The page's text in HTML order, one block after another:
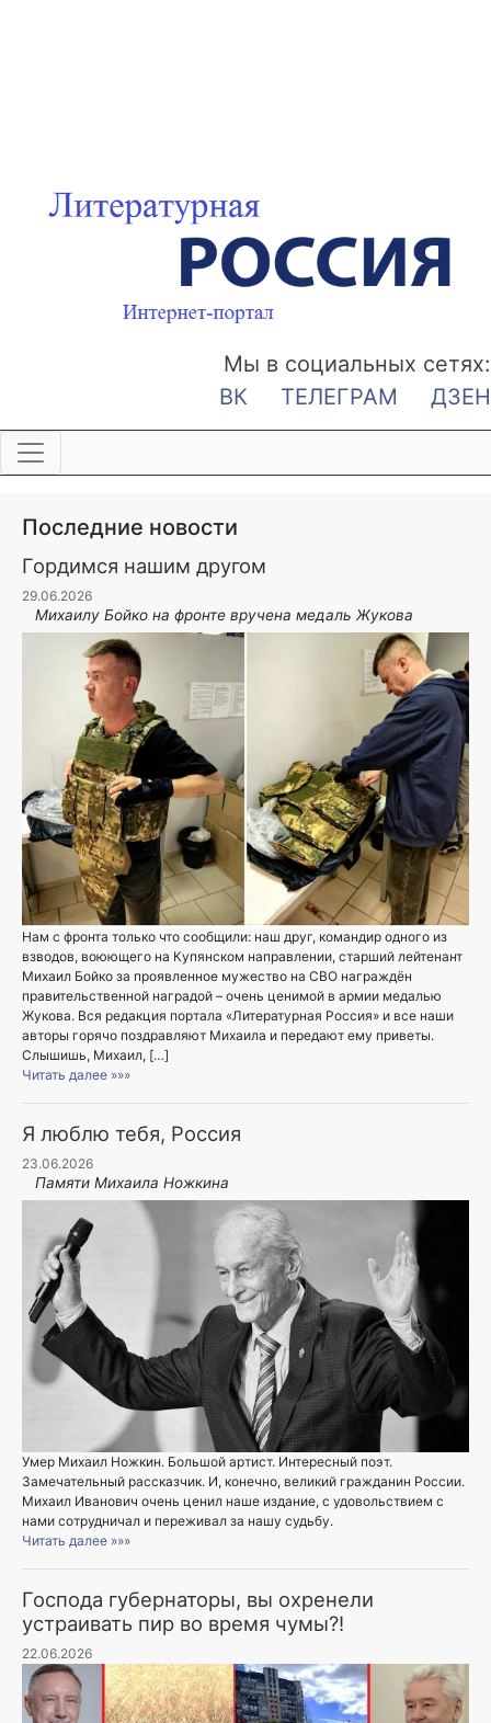
Мы в социальных сетях:
ВК
ТЕЛЕГРАМ ДЗЕН
Последние новости
Гордимся нашим другом
29.06.2026
Михаилу Бойко на фронте вручена медаль Жукова
Нам с фронта только что сообщили: наш друг, командир одного из
взводов, воюющего на Купянском направлении, старший лейтенант
Михаил Бойко за проявленное мужество на СВО награждён
правительственной наградой – очень ценимой в армии медалью
Жукова. Вся редакция портала «Литературная Россия» и все наши
авторы горячо поздравляют Михаила и передают ему приветы.
Слышишь, Михаил, […]
Читать далее »»»
Я люблю тебя, Россия
23.06.2026
Памяти Михаила Ножкина
Умер Михаил Ножкин. Большой артист. Интересный поэт.
Замечательный рассказчик. И, конечно, великий гражданин России.
Михаил Иванович очень ценил наше издание, с удовольствием с
нами сотрудничал и переживал за нашу судьбу.
Читать далее »»»
Господа губернаторы, вы охренели
устраивать пир во время чумы?!
22.06.2026